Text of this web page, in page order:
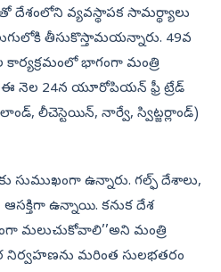
దేశంలోని వ్యవస్థాపక సామర్థ్యాలు
తీసుకొస్తామయన్నారు. 49వ
భాగంగా మంత్రి
నెల 24న యూరోపియన్‌ ఫ్రీ ట్రేడ్‌
లీచెస్టెయిన్, నార్వే, స్విట్జర్లాండ్‌)
ఉన్నారు. గల్ఫ్‌ దేశాలు,
ఉన్నాయి. కనుక దేశ
మలుచుకోవాలి’’అని మంత్రి
నిర్వహణను మరింత సులభతరం